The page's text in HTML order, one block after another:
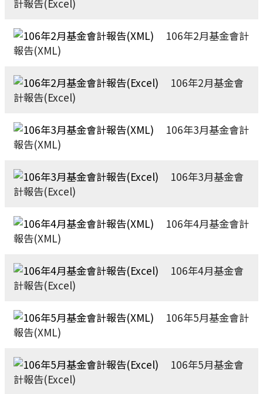
計報告(Excel)
106年2月基金會計
報告(XML)
106年2月基金會
計報告(Excel)
106年3月基金會計
報告(XML)
106年3月基金會
計報告(Excel)
106年4月基金會計
報告(XML)
106年4月基金會
計報告(Excel)
106年5月基金會計
報告(XML)
106年5月基金會
計報告(Excel)